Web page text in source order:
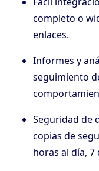
completo o
enlaces.
Informes y
seguimiento
Seguridad de
copias de
horas al día, 7